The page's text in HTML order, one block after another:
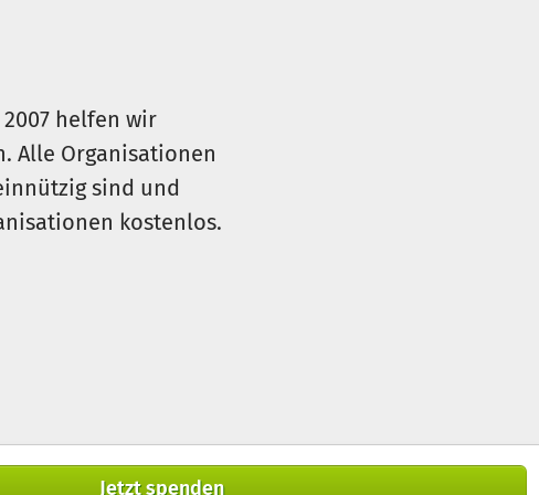
Jetzt spenden
helfen wir
Alle Organisationen
sind und
kostenlos.